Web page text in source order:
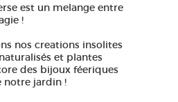
est un melange entre
!
nos creations insolites
et plantes
des bijoux féeriques
notre jardin !